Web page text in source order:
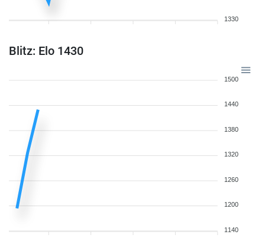
1330
Blitz: Elo 1430
1500
1440
1380
1320
1260
1200
1140